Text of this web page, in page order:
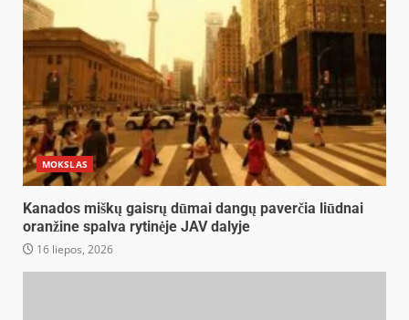
MOKSLAS
Kanados miškų gaisrų dūmai dangų paverčia liūdnai
oranžine spalva rytinėje JAV dalyje
16 liepos, 2026